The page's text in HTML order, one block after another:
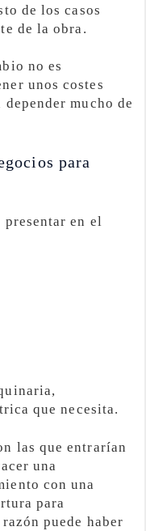
de los casos
de la obra.
no es
unos costes
mucho de
para
presentar en el
que necesita.
las que entrarían
una
con una
para
puede haber